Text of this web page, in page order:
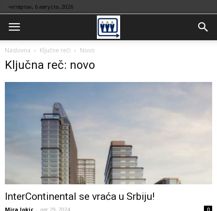
четвртак, 6 августа, 2026
Naslovna Ključne reči Novo
Ključna reč: novo
InterContinental se vraća u Srbiju!
Mira Jokic - авг 29, 2024